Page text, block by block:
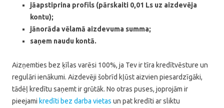
jāapstiprina profils (pārskaiti 0,01 Ls uz aizdevēja
kontu);
jānorāda vēlamā aizdevuma summa;
saņem naudu kontā.
Aizņemties bez ķīlas varēsi 100%, ja Tev ir tīra kredītvēsture un
regulāri ienākumi. Aizdevēji šobrīd kļūst aizvien piesardzīgāki,
tādēļ kredītu saņemt ir grūtāk. No otras puses, joprojām ir
pieejami kredīti bez darba vietas un pat kredīti ar sliktu